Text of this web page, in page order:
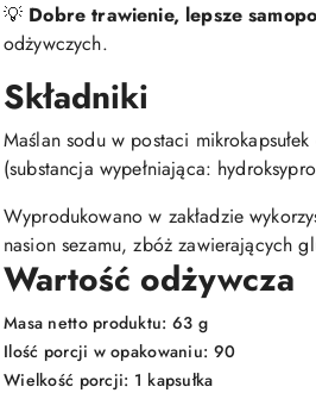
💡 Dobre trawienie, lepsze
odżywczych.
Składniki
Maślan sodu w postaci
(substancja wypełniająca:
Wyprodukowano w zakładzie
nasion sezamu, zbóż zawierających
Wartość odżywcza
Masa netto produktu: 63 g
Ilość porcji w opakowaniu: 90
Wielkość porcji: 1 kapsułka